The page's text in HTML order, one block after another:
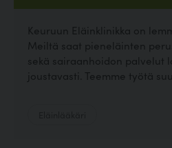
Keuruun Eläinklinikka on
Meiltä saat pieneläinten
sekä sairaanhoidon palvelut
joustavasti. Teemme työtä